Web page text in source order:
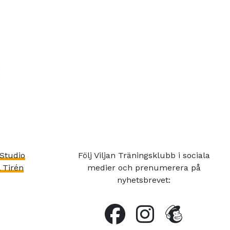
Tirén
Följ Viljan Träningsklubb i sociala
medier och prenumerera på
nyhetsbrevet: